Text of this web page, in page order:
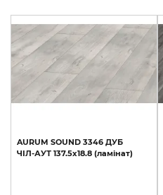
AURUM SOUND 3346 ДУБ
ЧІЛ-АУТ 137.5х18.8 (ламінат)